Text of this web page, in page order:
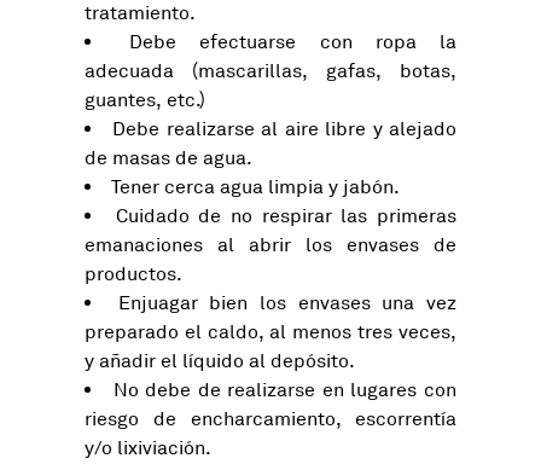
tratamiento.
Debe efectuarse con ropa la
adecuada (mascarillas, gafas, botas,
guantes, etc.)
Debe realizarse al aire libre y alejado
de masas de agua.
Tener cerca agua limpia y jabón.
Cuidado de no respirar las primeras
emanaciones al abrir los envases de
productos.
Enjuagar bien los envases una vez
preparado el caldo, al menos tres veces,
y añadir el líquido al depósito.
No debe de realizarse en lugares con
riesgo de encharcamiento, escorrentía
y/o lixiviación.